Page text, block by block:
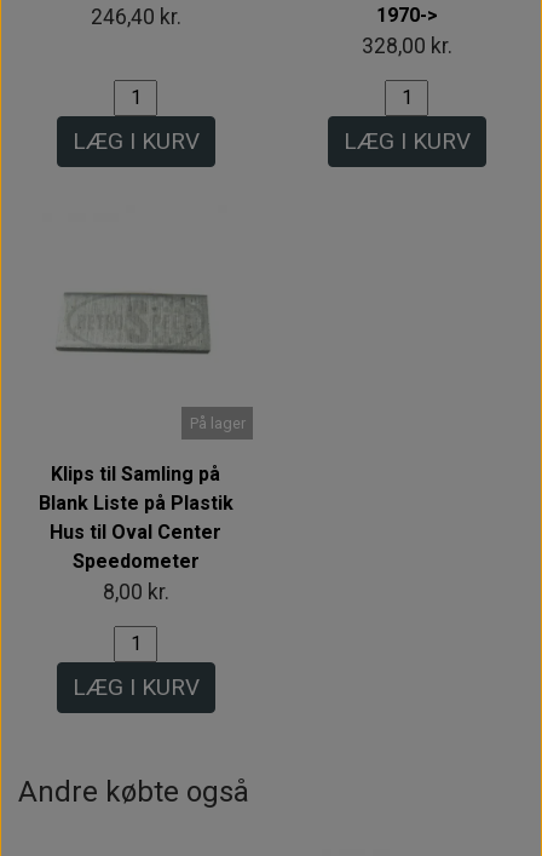
246,40 kr.
LÆG I KURV
1970->
328,00 kr.
LÆG I KURV
På lager
Klips til Samling på
Blank Liste på Plastik
Hus til Oval Center
Speedometer
8,00 kr.
LÆG I KURV
Andre købte også